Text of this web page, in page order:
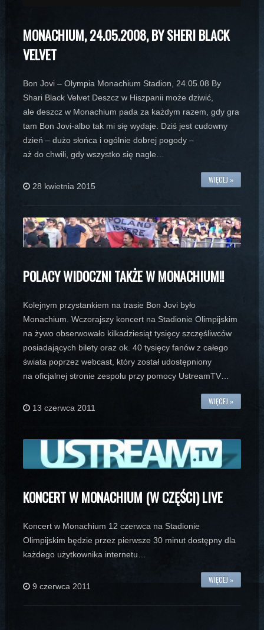
MONACHIUM, 24.05.2008, BY SHERI BLACK
VELVET
Bon Jovi – Olympia Monachium Stadion, 24.05.08 By
Shari Black Velvet Deszcz w Hiszpanii może dziwić,
ale deszcz w Monachium pada za każdym razem, gdy gra
tam Bon Jovi-albo tak mi się wydaje. Dziś jest cudowny
dzień – dużo słońca i ogólnie dobrej pogody –
aż do chwili, gdy wszystko się nagle…
WIĘCEJ »
28 kwietnia 2015
POLACY WIDOCZNI TAKŻE W MONACHIUM!!
Kolejnym przystankiem na trasie Bon Jovi było
Monachium. Wczorajszy koncert na Stadionie Olimpijskim
na żywo obserwowało kilkadziesiąt tysięcy szczęśliwców
posiadających bilety oraz ok. 40 tysięcy fanów z całego
świata poprzez webcast, który został udostępniony
na oficjalnej stronie zespołu przy pomocy UstreamTV…
WIĘCEJ »
13 czerwca 2011
KONCERT W MONACHIUM (W CZĘŚCI) LIVE
Koncert w Monachium 12 czerwca na Stadionie
Olimpijskim będzie przez pierwsze 30 minut dostępny dla
każdego użytkownika internetu…
WIĘCEJ »
9 czerwca 2011